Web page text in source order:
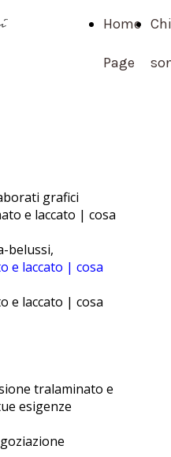
Home
Page
Chi
grafici
belussi,
e laccato | cosa
e laccato | cosa
tralaminato e
esigenze